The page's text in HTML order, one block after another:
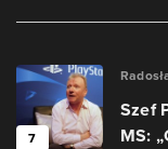
7
Szef
MS: